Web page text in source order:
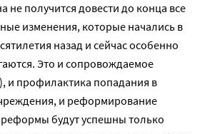
не получится довести до конца все
изменения, которые начались в
назад и сейчас особенно
Это и сопровождаемое
и профилактика попадания в
и реформирование
будут успешны только